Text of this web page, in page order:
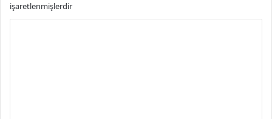
işaretlenmişlerdir